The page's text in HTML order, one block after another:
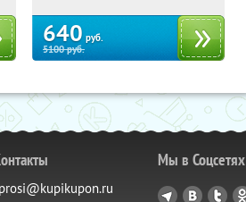
640 руб.
5100руб.
Мы в Соцсетях